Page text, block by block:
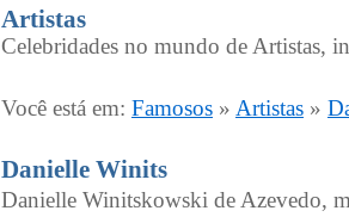
Artistas
Celebridades no mundo de Artistas,
Você está em: Famosos » Artistas »
Danielle Winits
Danielle Winitskowski de Azevedo,